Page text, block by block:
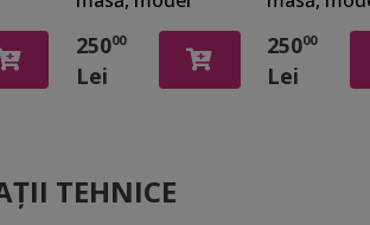
coastă, 100 x
200 cm, racletă
inclusă
25000
Lei
mare și
100 x 200
racletă
25000
Lei
TEHNICE